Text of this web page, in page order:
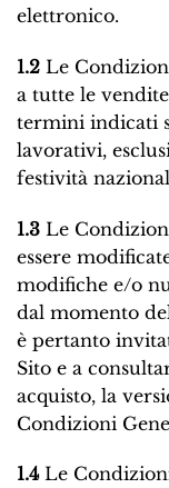
elettronico.
1.2 Le
a tutte le
termini indicati
lavorativi,
festività
1.3 Le
essere
modifiche e/o
dal momento
è pertanto
Sito e a
acquisto, la
Condizioni
1.4 Le